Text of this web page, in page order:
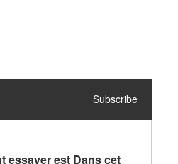
Subscribe
essayer est Dans cet